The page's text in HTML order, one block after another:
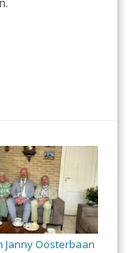
Janny Oosterbaan